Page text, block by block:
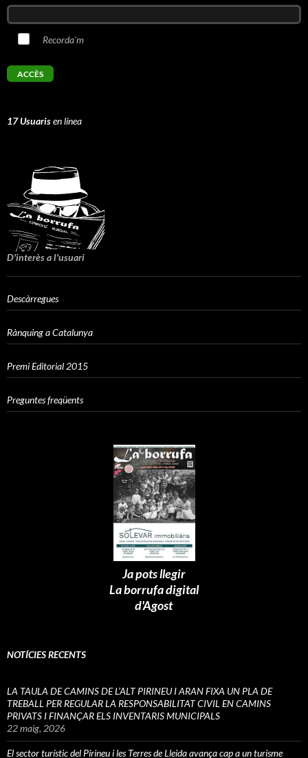
Recorda'm
17 Usuarisen línea
D'interès a l'usuari
Descàrregues
Rànquing a Catalunya
Premi Editorial 2015
Preguntes freqüents
Ja pots llegir
La borrufa digital
d'Agost
NOTÍCIES RECENTS
LA TAULA DE CAMINS DE L’ALT PIRINEU I ARAN FIXA UN PLA DE
TREBALL PER REGULAR LA RESPONSABILITAT CIVIL EN CAMINS
PRIVATS I FINANÇAR ELS INVENTARIS MUNICIPALS
22 maig, 2026
El sector turístic del Pirineu i les Terres de Lleida avança cap a un turisme